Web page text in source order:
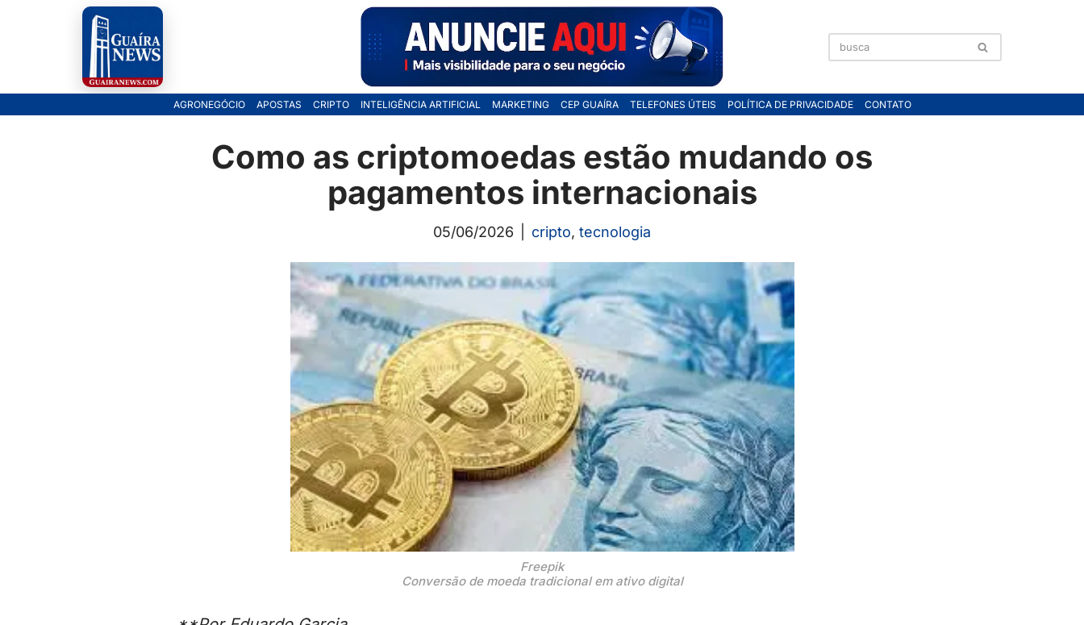
AGRONEGÓCIO APOSTAS CRIPTO INTELIGÊNCIA ARTIFICIAL MARKETING CEP GUAÍRA TELEFONES ÚTEIS POLÍTICA DE PRIVACIDADE CONTATO
Como as criptomoedas estão mudando os
pagamentos internacionais
05/06/2026 cripto, tecnologia
Freepik
Conversão de moeda tradicional em ativo digital